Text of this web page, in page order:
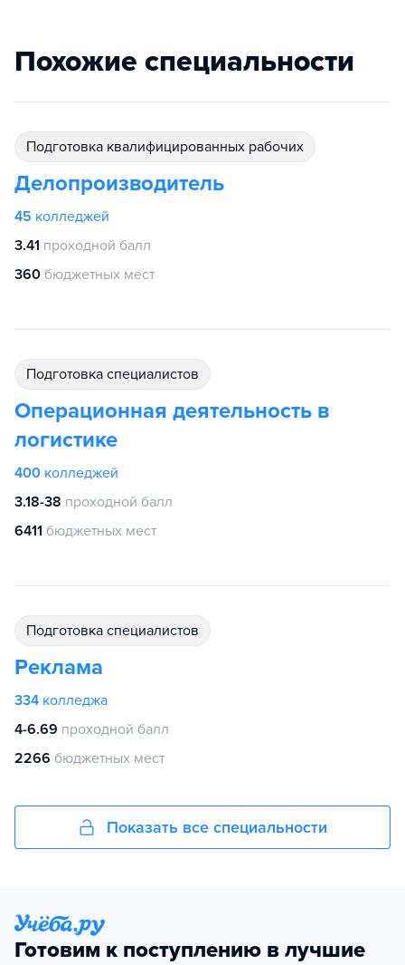
Похожие специальности
подготовка квалифицированных рабочих
Делопроизводитель
45 колледжей
3.41 проходной балл
360 бюджетных мест
подготовка специалистов
Операционная деятельность в
логистике
400 колледжей
3.18-38 проходной балл
6411 бюджетных мест
подготовка специалистов
Реклама
334 колледжа
4-6.69 проходной балл
2266 бюджетных мест
Показать все специальности
Готовим к поступлению в лучшие